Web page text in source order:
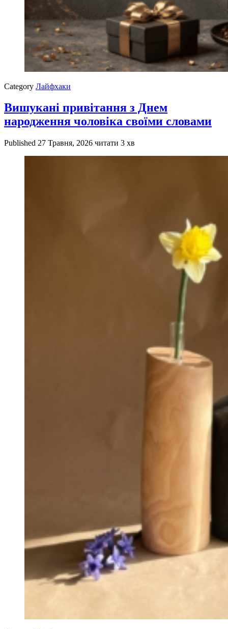
Category Лайфхаки
Вишукані привітання з Днем
народження чоловіка своїми словами
Published 27 Травня, 2026 читати 3 хв